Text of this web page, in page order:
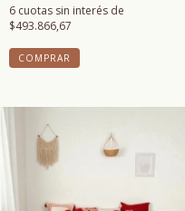
6 cuotas sin interés de
$493.866,67